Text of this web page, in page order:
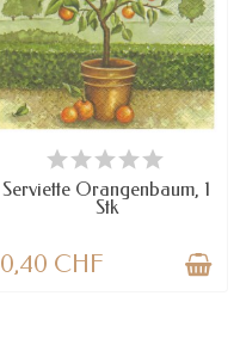
VERFÜGBAR
Serviette Orangenbaum, 1
Stk
0,40 CHF